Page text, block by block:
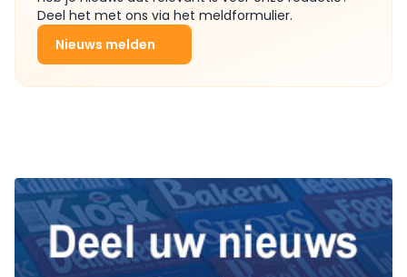
Deel het met ons via het meldformulier.
Nieuws melden